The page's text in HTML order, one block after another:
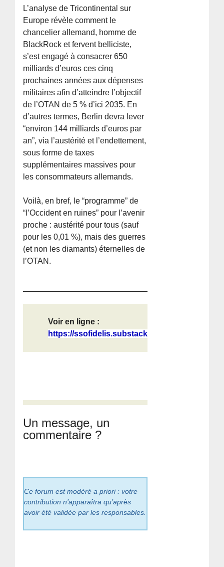
L’analyse de Tricontinental sur
Europe révèle comment le
chancelier allemand, homme de
BlackRock et fervent belliciste,
s’est engagé à consacrer 650
milliards d’euros ces cinq
prochaines années aux dépenses
militaires afin d’atteindre l’objectif
de l’OTAN de 5 % d’ici 2035. En
d’autres termes, Berlin devra lever
“environ 144 milliards d’euros par
an”, via l’austérité et l’endettement,
sous forme de taxes
supplémentaires massives pour
les consommateurs allemands.
Voilà, en bref, le “programme” de
“l’Occident en ruines” pour l’avenir
proche : austérité pour tous (sauf
pour les 0,01 %), mais des guerres
(et non les diamants) éternelles de
l’OTAN.
Voir en ligne :
https://ssofidelis.substack.com/p/e...
Un message, un
commentaire ?
Ce forum est modéré a priori : votre
contribution n’apparaîtra qu’après
avoir été validée par les responsables.